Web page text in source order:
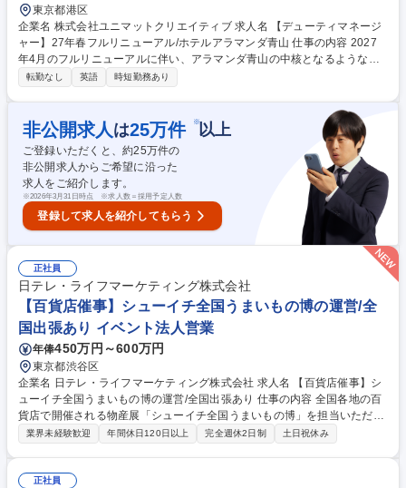
東京都港区
企業名 株式会社ユニマットクリエイティブ 求人名 【デューティマネージ
ャー】27年春フルリニューアル/ホテルアラマンダ青山 仕事の内容 2027
年4月のフルリニューアルに伴い、アラマンダ青山の中核となるような方
の採用をいたします。デューティマネージャーとして、最高峰の接客サー
宿泊・料飲・施設管理など各部門を横断的に統括し、お客様に安全で快適
な滞在を提供していただきます。複数部門と連携し、日々のホテル運営を
円滑に進め、VIP対応や緊急時対応など現場の司令塔としてご活躍いただ
きます。【大切にしていること】世界がスピードを競うなか、私たちは
「時間と手間」という一番の贅沢を守り続け、人の手の温もりを感じるお
もてなしをお客様へお届けします。 募集職種 【デューティマネージャ
ー】27年春フルリニューアル/ホテルアラマンダ青山
転勤なし 英語 時短勤務あり
非公開求人 は25万件 ※以上
ご登録いただくと、約25万件の
非公開求人からご希望に沿った
求人をご紹介します。
※2026年3月31日時点 ※求人数＝採用予定人数
登録して求人を紹介してもらう
正社員
日テレ・ライフマーケティング株式会社
【百貨店催事】シューイチ全国うまいもの博の運営/全
国出張あり イベント法人営業
年俸450万円～600万円
東京都渋谷区
企業名 日テレ・ライフマーケティング株式会社 求人名 【百貨店催事】シ
ューイチ全国うまいもの博の運営/全国出張あり 仕事の内容 全国各地の百
貨店で開催される物産展「シューイチ全国うまいもの博」を担当いただき
ます。イベント開催数の増加に伴い新しい仲間を募集いたします。イベン
よび管理業務 2.イベントスペースの運営会社等に対する実務交渉及びイベ
業界未経験歓迎 年間休日120日以上 完全週休2日制 土日祝休み
正社員